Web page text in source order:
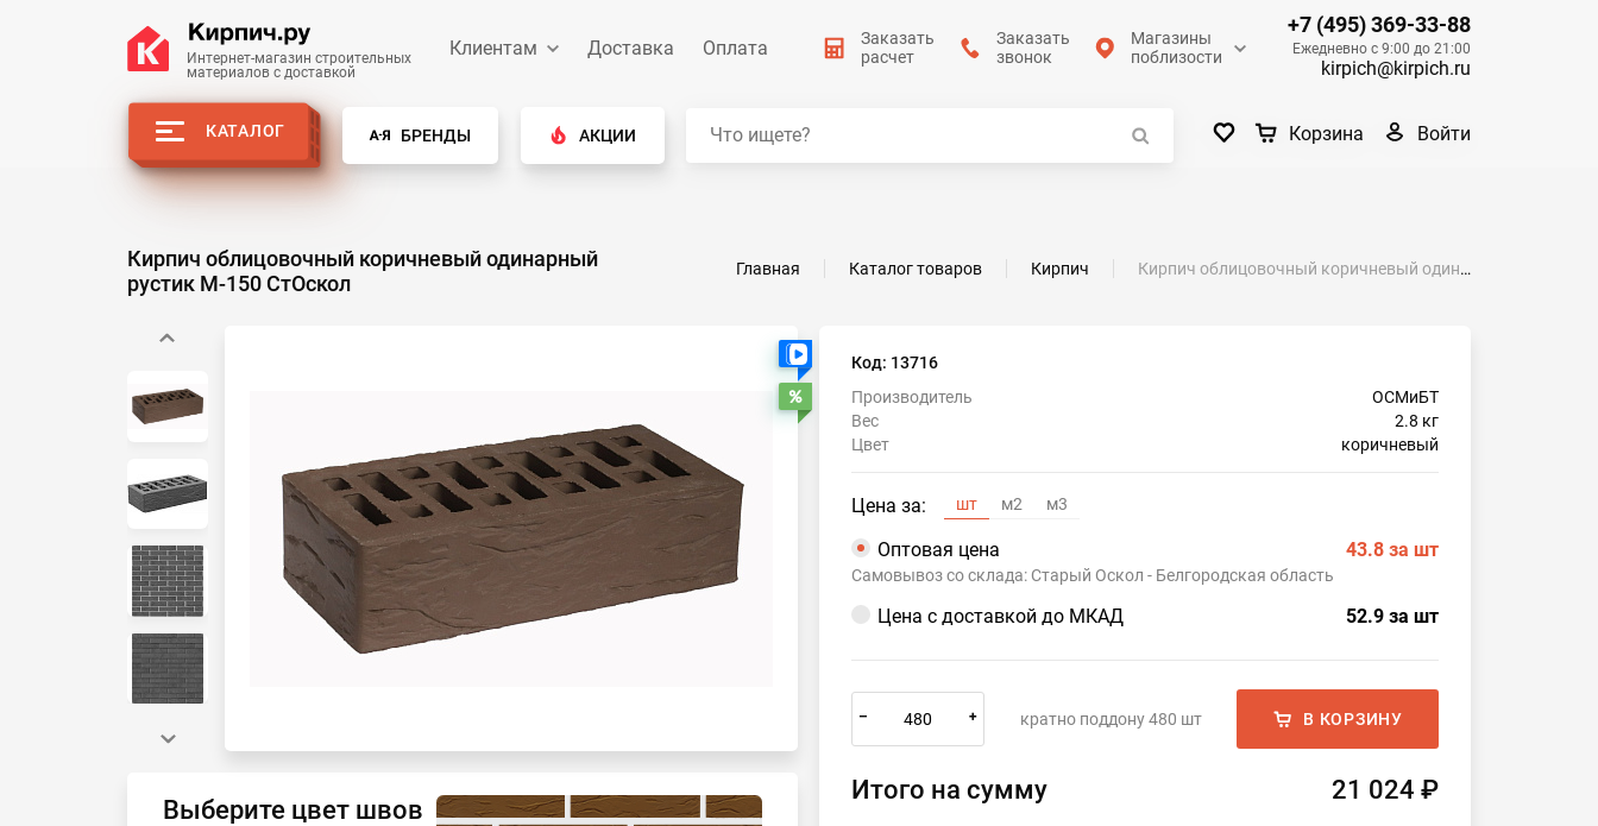
Интернет-магазин строительных
материалов с доставкой
Клиентам Доставка Оплата
Заказать
расчет
Заказать
звонок
Магазины
поблизости
+7 (495) 369-33-88
Ежедневно с 9:00 до 21:00
kirpich@kirpich.ru
КАТАЛОГ БРЕНДЫ АКЦИИ Корзина Войти
Кирпич облицовочный коричневый одинарный
рустик М-150 СтОскол
Главная Каталог товаров Кирпич Кирпич облицовочный коричневый одинарный рустик М-150 СтОскол
Распродажа
Выберите цвет швов
Код: 13716
Производитель
ОСМиБТ
Вес
2.8 кг
Цвет
коричневый
Цена за: шт м2 м3
Оптовая цена 43.8 за шт
Самовывоз со склада: Старый Оскол - Белгородская область
Цена с доставкой до МКАД 52.9 за шт
– + кратно поддону 480 шт В КОРЗИНУ
Итого на сумму 21 024 ₽